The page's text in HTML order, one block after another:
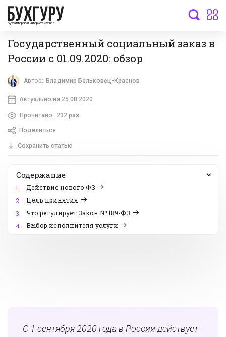
бухгалтерский интернет-журнал
Государственный социальный заказ в
России с 01.09.2020: обзор
Автор: Владимир Бельковец-Краснов
Актуально на 25.08.2020
Прочитано: 232 раз
Поделиться
Сохранить статью
Содержание
1.
Действие нового ФЗ
2.
Цель принятия
3.
Что регулирует Закон № 189-ФЗ
4.
Выбор исполнителя услуги
С 1 сентября 2020 года в России действует